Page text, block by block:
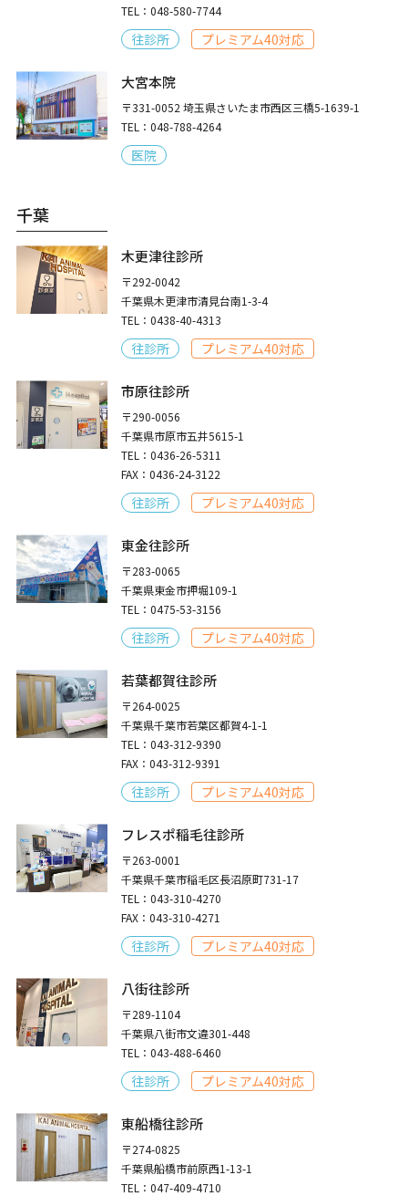
TEL：048-580-7744
往診所 プレミアム40対応
大宮本院
〒331-0052 埼玉県さいたま市西区三橋5-1639-1
TEL：048-788-4264
医院
千葉
木更津往診所
〒292-0042
千葉県木更津市清見台南1-3-4
TEL：0438-40-4313
往診所 プレミアム40対応
市原往診所
〒290-0056
千葉県市原市五井5615-1
TEL：0436-26-5311
FAX：0436-24-3122
往診所 プレミアム40対応
東金往診所
〒283-0065
千葉県東金市押堀109-1
TEL：0475-53-3156
往診所 プレミアム40対応
若葉都賀往診所
〒264-0025
千葉県千葉市若葉区都賀4-1-1
TEL：043-312-9390
FAX：043-312-9391
往診所 プレミアム40対応
フレスポ稲毛往診所
〒263-0001
千葉県千葉市稲毛区長沼原町731-17
TEL：043-310-4270
FAX：043-310-4271
往診所 プレミアム40対応
八街往診所
〒289-1104
千葉県八街市文違301-448
TEL：043-488-6460
往診所 プレミアム40対応
東船橋往診所
〒274-0825
千葉県船橋市前原西1-13-1
TEL：047-409-4710